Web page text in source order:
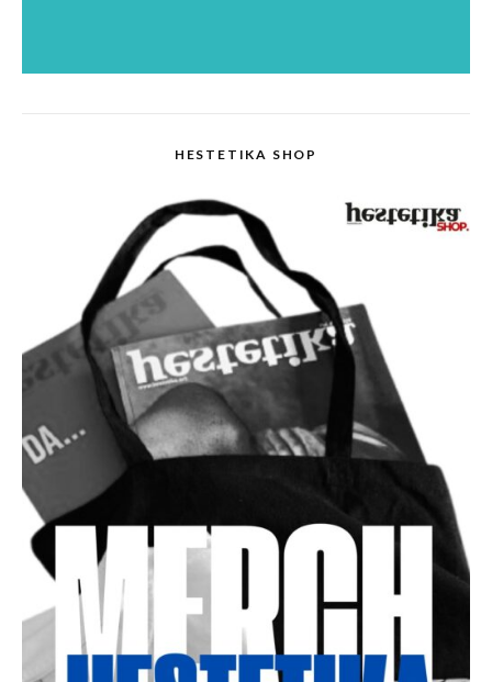
HESTETIKA SHOP